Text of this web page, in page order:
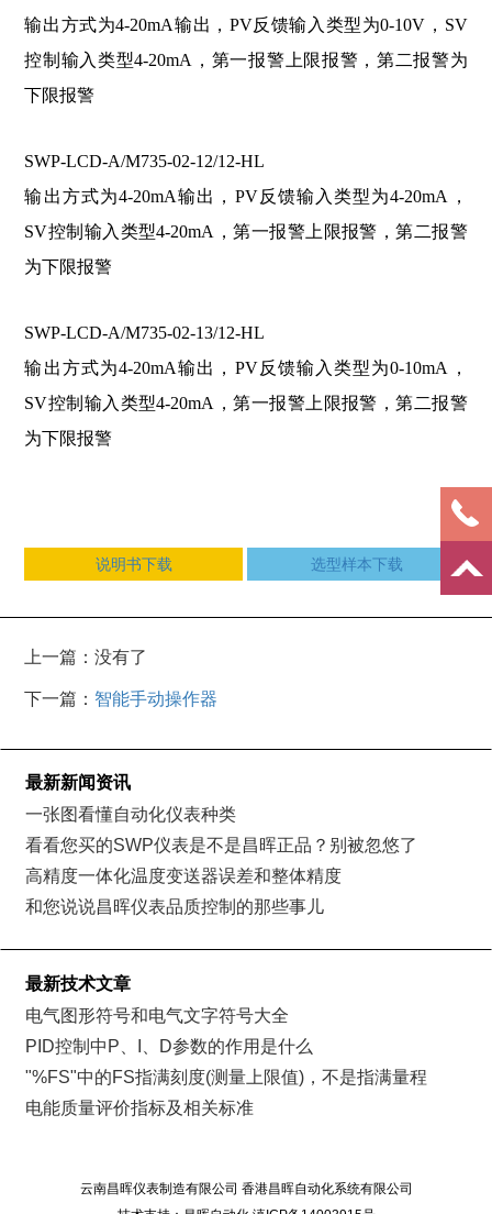
输出方式为4-20mA输出，PV反馈输入类型为0-10V，SV
控制输入类型4-20mA，第一报警上限报警，第二报警为
下限报警
SWP-LCD-A/M735-02-12/12-HL
输出方式为4-20mA输出，PV反馈输入类型为4-20mA，
SV控制输入类型4-20mA，第一报警上限报警，第二报警
为下限报警
SWP-LCD-A/M735-02-13/12-HL
输出方式为4-20mA输出，PV反馈输入类型为0-10mA，
SV控制输入类型4-20mA，第一报警上限报警，第二报警
为下限报警
说明书下载 选型样本下载
上一篇：没有了
下一篇： 智能手动操作器
最新新闻资讯
一张图看懂自动化仪表种类
看看您买的SWP仪表是不是昌晖正品？别被忽悠了
高精度一体化温度变送器误差和整体精度
和您说说昌晖仪表品质控制的那些事儿
最新技术文章
电气图形符号和电气文字符号大全
PID控制中P、I、D参数的作用是什么
"%FS"中的FS指满刻度(测量上限值)，不是指满量程
电能质量评价指标及相关标准
云南昌晖仪表制造有限公司 香港昌晖自动化系统有限公司